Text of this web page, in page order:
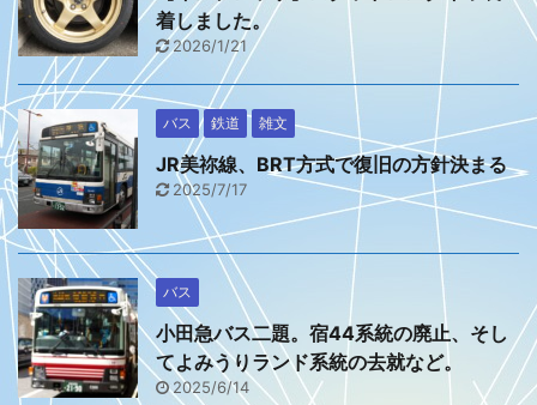
着しました。
2026/1/21
バス 鉄道 雑文
JR美祢線、BRT方式で復旧の方針決まる
2025/7/17
バス
小田急バス二題。宿44系統の廃止、そし
てよみうりランド系統の去就など。
2025/6/14